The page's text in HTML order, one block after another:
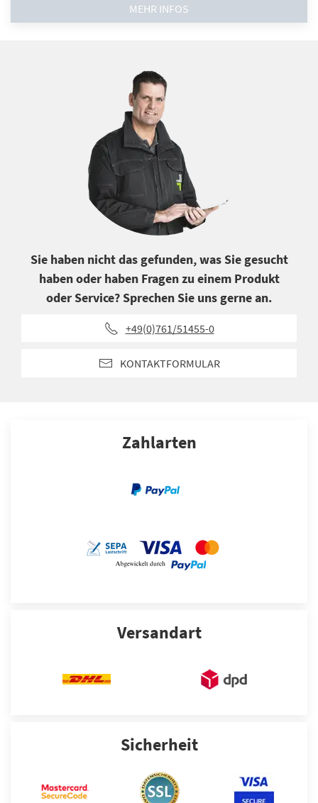
MEHR INFOS
Sie haben nicht das gefunden, was Sie gesucht
haben oder haben Fragen zu einem Produkt
oder Service? Sprechen Sie uns gerne an.
+49(0)761/51455-0
KONTAKTFORMULAR
Zahlarten
Versandart
Sicherheit